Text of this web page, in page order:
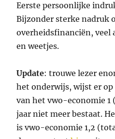
Eerste persoonlijke
Bijzonder sterke nadruk
overheidsfinanciën, veel
en weetjes.
Update: trouwe lezer
het onderwijs, wijst er
van het vwo-economie 1
jaar niet meer bestaat.
is vwo-economie 1,2